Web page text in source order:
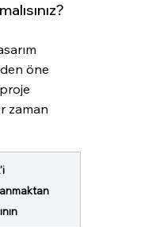
öne
zaman